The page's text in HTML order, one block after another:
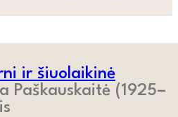
ir šiuolaikinė
Paškauskaitė (1925–